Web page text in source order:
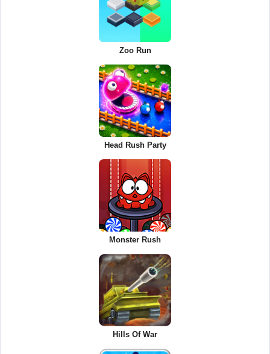
Zoo Run
Head Rush Party
Monster Rush
Hills Of War